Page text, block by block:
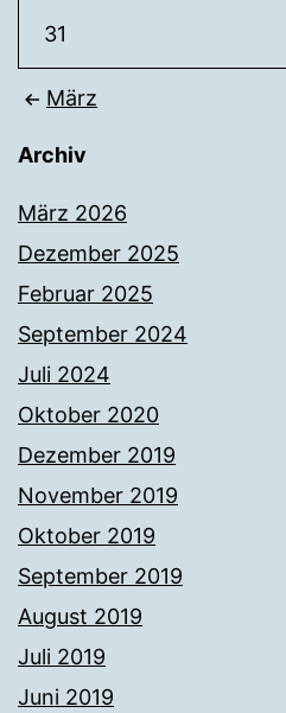
31
März
Archiv
März 2026
Dezember 2025
Februar 2025
September 2024
Juli 2024
Oktober 2020
Dezember 2019
November 2019
Oktober 2019
September 2019
August 2019
Juli 2019
Juni 2019